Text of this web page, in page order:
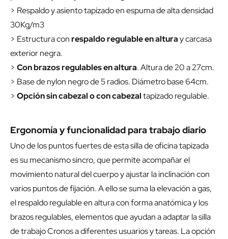
> Respaldo y asiento tapizado en espuma de alta densidad
30Kg/m3
> Estructura conrespaldo regulable en alturay carcasa
exterior negra.
> Con brazos regulables en altura. Altura de 20 a 27cm.
> Base de nylon negro de 5 radios. Diámetro base 64cm.
> Opción sin cabezal o con cabezaltapizado regulable.
Ergonomía y funcionalidad para trabajo diario
Uno de los puntos fuertes de esta silla de oficina tapizada
es su mecanismo sincro, que permite acompañar el
movimiento natural del cuerpo y ajustar la inclinación con
varios puntos de fijación. A ello se suma la elevación a gas,
el respaldo regulable en altura con forma anatómica y los
brazos regulables, elementos que ayudan a adaptar la silla
de trabajo Cronos a diferentes usuarios y tareas. La opción